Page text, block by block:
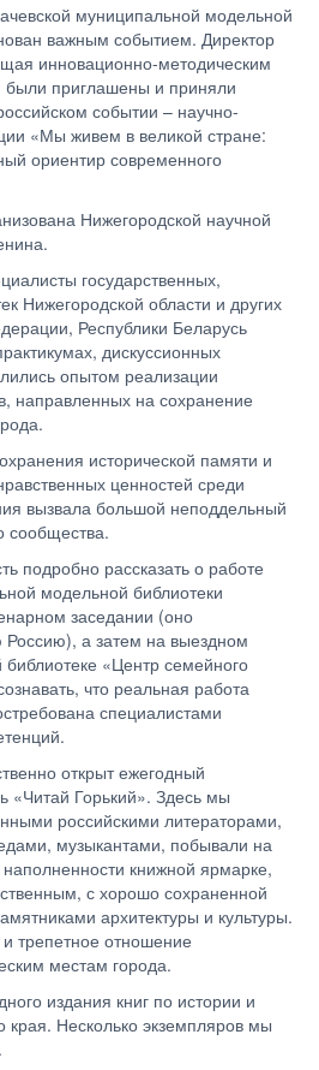
муниципальной модельной
важным событием. Директор
инновационно-методическим
приглашены и приняли
событии – научно-
«Мы живем в великой стране:
ориентир современного
Нижегородской научной
государственных,
Нижегородской области и других
Республики Беларусь
дискуссионных
опытом реализации
направленных на сохранение
исторической памяти и
ценностей среди
вызвала большой неподдельный
сообщества.
подробно рассказать о работе
модельной библиотеки
заседании (оно
Россию), а затем на выездном
«Центр семейного
что реальная работа
специалистами
открыт ежегодный
«Читай Горький». Здесь мы
российскими литераторами,
музыкантами, побывали на
книжной ярмарке,
с хорошо сохраненной
архитектуры и культуры.
трепетное отношение
местам города.
издания книг по истории и
края. Несколько экземпляров мы